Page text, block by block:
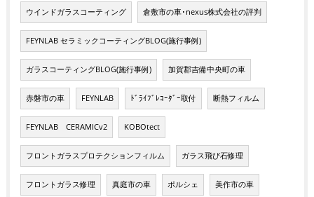
ウインドガラスコーティング 倉敷市の車･nexus株式会社の評判
FEYNLAB セラミックコーティングBLOG(施行事例)
ガラスコーティングBLOG(施行事例) 加賀郡吉備中央町の車
赤磐市の車 FEYNLAB ﾄﾞﾗｲﾌﾞﾚｺｰﾀﾞｰ取付 断熱フィルム
FEYNLAB CERAMICv2 KOBOtect
フロントガラスプロテクションフィルム ガラス飛び石修理
フロントガラス修理 真庭市の車 ポルシェ 美作市の車